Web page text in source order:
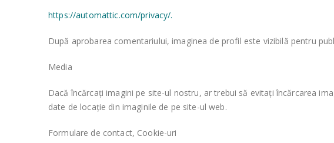
https://automattic.com/privacy/.
După aprobarea comentariului, imaginea de profil este vizibilă pentru
Media
Dacă încărcați imagini pe site-ul nostru, ar trebui să evitați încărcarea
date de locație din imaginile de pe site-ul web.
Formulare de contact, Cookie-uri